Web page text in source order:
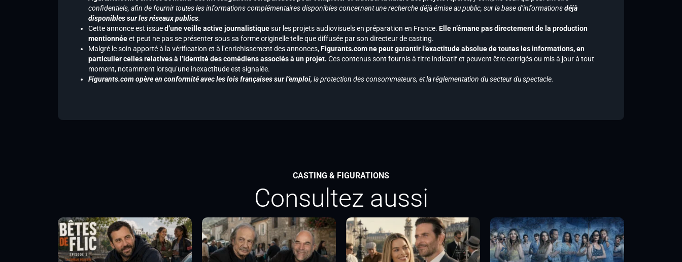
confidentiels, afin de fournir toutes les informations complémentaires disponibles concernant une recherche déjà émise au public, sur la base d’informationsdéjà
disponibles sur les réseaux publics.
Cette annonce est issued’une veille active journalistiquesur les projets audiovisuels en préparation en France. Elle n’émane pas directement de la production
mentionnéeet peut ne pas se présenter sous sa forme originelle telle que diffusée par son directeur de casting.
Malgré le soin apporté à la vérification et à l’enrichissement des annonces,Figurants.com ne peut garantir l’exactitude absolue de toutes les informations, en
particulier celles relatives à l’identité des comédiens associés à un projet. Ces contenus sont fournis à titre indicatif et peuvent être corrigés ou mis à jour à tout
moment, notamment lorsqu’une inexactitude est signalée.
Figurants.com opère en conformité avec les lois françaises sur l’emploi, la protection des consommateurs, et la réglementation du secteur du spectacle.
CASTING & FIGURATIONS
Consultez aussi